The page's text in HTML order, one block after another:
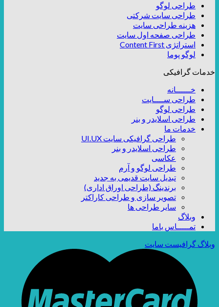
طراحی لوگو
طراحی سایت شرکتی
هزینه طراحی سایت
طراحی صفحه اول سایت
استراتژی Content First
لوگو پوما
خدمات گرافیکی
خــــــانه
طراحی ســــایت
طراحی لوگو
طراحی اسلایدر و بنر
خدمات ما
طراحی گرافیکی سایت UI.UX
طراحی اسلایدر و بنر
عکاسی
طراحی لوگو و آرم
تبدیل سایت قدیمی به جدید
برندینگ (طراحی اوراق اداری)
تصویر سازی و طراحی کاراکتر
سایر طراحی ها
وبلاگ
تمـــــاس باما
وبلاگ گرافیست سایت